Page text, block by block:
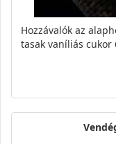
Hozzávalók az
tasak vaníliás cukor